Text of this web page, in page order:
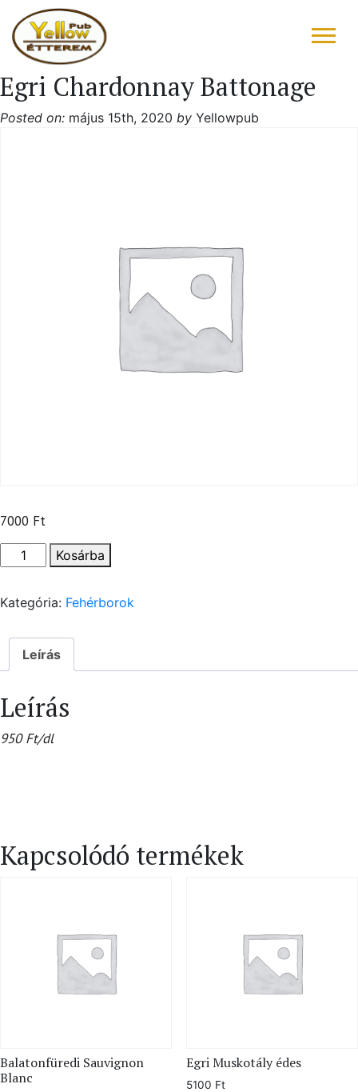
FŐOLDAL
Egri Chardonnay Battonage
Posted on: május 15th, 2020 by Yellowpub
7000 Ft
Egri
Chardonnay
mennyiség
Kosárba
Kategória: Fehérborok
Leírás
Leírás
950 Ft/dl
Kapcsolódó termékek
Balatonfüredi Sauvignon
Blanc
Egri Muskotály édes
5100 Ft